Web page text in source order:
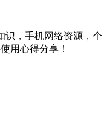
识，手机网络资源，个
用心得分享！